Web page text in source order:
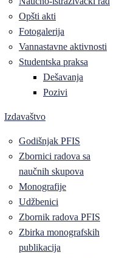
Opšti akti
Fotogalerija
Vannastavne aktivnosti
Studentska praksa
Dešavanja
Pozivi
Izdavaštvo
Godišnjak PFIS
Zbornici radova sa
naučnih skupova
Monografije
Udžbenici
Zbornik radova PFIS
Zbirka monografskih
publikacija